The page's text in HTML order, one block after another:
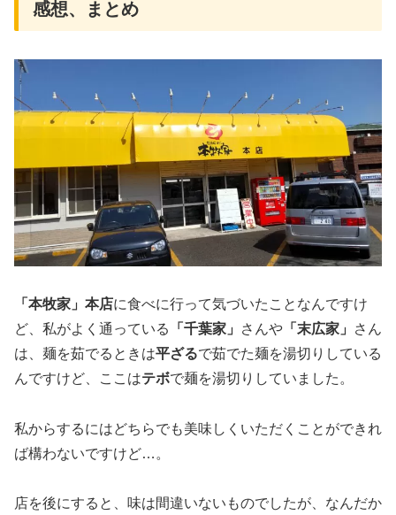
感想、まとめ
「本牧家」本店に食べに行って気づいたことなんですけ
ど、私がよく通っている
「千葉家」 さんや 「末広家」
さん
は、麺を茹でるときは平ざるで茹でた麺を湯切りしている
んですけど、ここはテボで麺を湯切りしていました。
私からするにはどちらでも美味しくいただくことができれ
ば構わないですけど…。
店を後にすると、味は間違いないものでしたが、なんだか